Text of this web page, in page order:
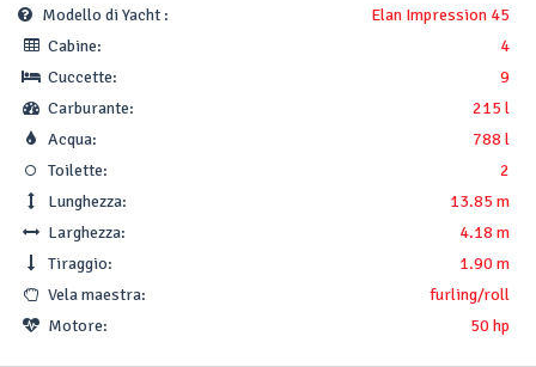
Modello di Yacht :
Elan Impression 45
Cabine:
4
Cuccette:
9
Carburante:
215 l
Acqua:
788 l
Toilette:
2
Lunghezza:
13.85 m
Larghezza:
4.18 m
Tiraggio:
1.90 m
Vela maestra:
furling/roll
Motore:
50 hp